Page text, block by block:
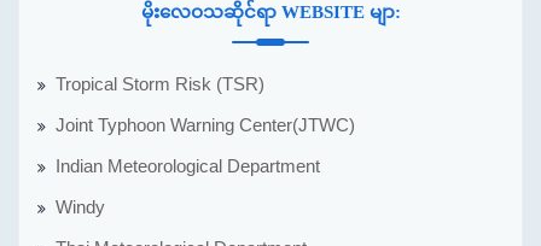
မိုးလေဝသဆိုင်ရာ WEBSITE မျာ:
Tropical Storm Risk (TSR)
Joint Typhoon Warning Center(JTWC)
Indian Meteorological Department
Windy